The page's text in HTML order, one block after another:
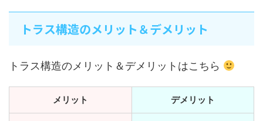
トラス構造のメリット＆デメリット
トラス構造のメリット＆デメリットはこちら
メリット デメリット